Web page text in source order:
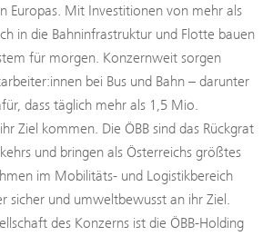
Europas. Mit Investitionen von mehr als
in die Bahninfrastruktur und Flotte bauen
für morgen. Konzernweit sorgen
bei Bus und Bahn – darunter
dass täglich mehr als 1,5 Mio.
Ziel kommen. Die ÖBB sind das Rückgrat
und bringen als Österreichs größtes
im Mobilitäts- und Logistikbereich
sicher und umweltbewusst an ihr Ziel.
des Konzerns ist die ÖBB-Holding